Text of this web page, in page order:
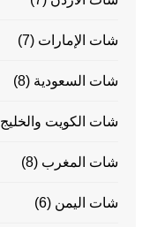
شات الإمارات (7)
شات السعودية (8)
شات الكويت والخليج
شات المغرب (8)
شات اليمن (6)